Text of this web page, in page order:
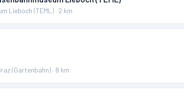
Lieboch (TEML) · 2 km
(Gartenbahn) · 8 km